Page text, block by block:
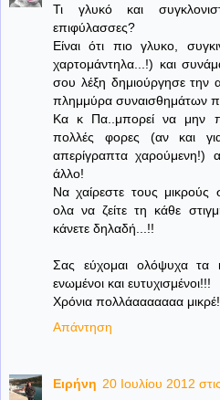
Τι γλυκό και
επιφύλασσες?
Είναι ότι πιο γλυκο,
χαρτομάντηλα...!) και
σου λέξη δημιούργησε την
πλημμύρα συναισθημάτων
Κα κ Πα..μπορεί να μην
πολλές φορες (αν και
απερίγραπτα χαρούμενη!)
άλλο!
Να χαίρεστε τους
ολα να ζείτε τη κάθε
κάνετε δηλαδή...!!
Σας εύχομαι ολόψυχα τα
ενωμένοι και ευτυχισμένοι!!!
Χρόνια πολλάααααααα
Απάντηση
Ειρήνη 20 Ιουλίου 2012